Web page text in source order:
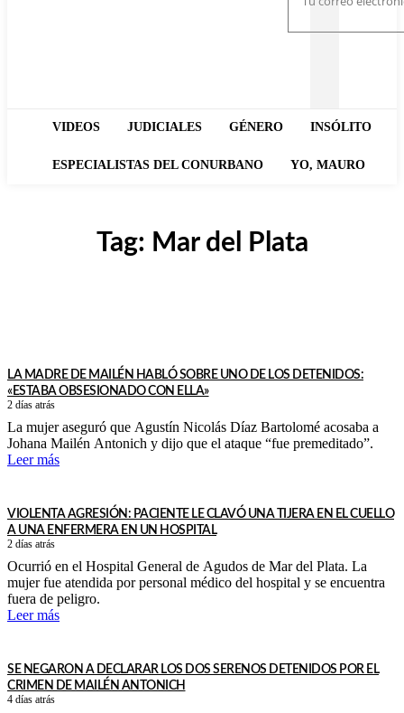
VIDEOS JUDICIALES GÉNERO INSÓLITO
ESPECIALISTAS DEL CONURBANO YO, MAURO
Tag: Mar del Plata
LA MADRE DE MAILÉN HABLÓ SOBRE UNO DE LOS DETENIDOS:
«ESTABA OBSESIONADO CON ELLA»
2 días atrás
La mujer aseguró que Agustín Nicolás Díaz Bartolomé acosaba a
Johana Mailén Antonich y dijo que el ataque “fue premeditado”.
Leer más
VIOLENTA AGRESIÓN: PACIENTE LE CLAVÓ UNA TIJERA EN EL CUELLO
A UNA ENFERMERA EN UN HOSPITAL
2 días atrás
Ocurrió en el Hospital General de Agudos de Mar del Plata. La
mujer fue atendida por personal médico del hospital y se encuentra
fuera de peligro.
Leer más
SE NEGARON A DECLARAR LOS DOS SERENOS DETENIDOS POR EL
CRIMEN DE MAILÉN ANTONICH
4 días atrás